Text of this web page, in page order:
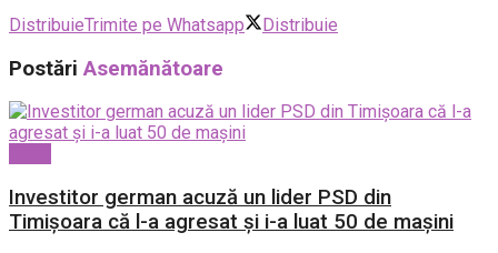
DistribuieTrimite pe Whatsapp Distribuie
PostăriAsemănătoare
Investitor german acuză un lider PSD din
Timișoara că l-a agresat și i-a luat 50 de mașini